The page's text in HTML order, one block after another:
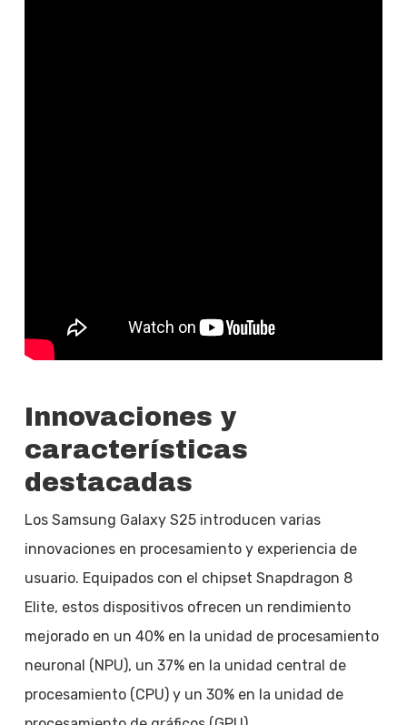
Innovaciones y
características
destacadas
Los Samsung Galaxy S25 introducen varias
innovaciones en procesamiento y experiencia de
usuario. Equipados con el chipset Snapdragon 8
Elite, estos dispositivos ofrecen un rendimiento
mejorado en un 40% en la unidad de procesamiento
neuronal (NPU), un 37% en la unidad central de
procesamiento (CPU) y un 30% en la unidad de